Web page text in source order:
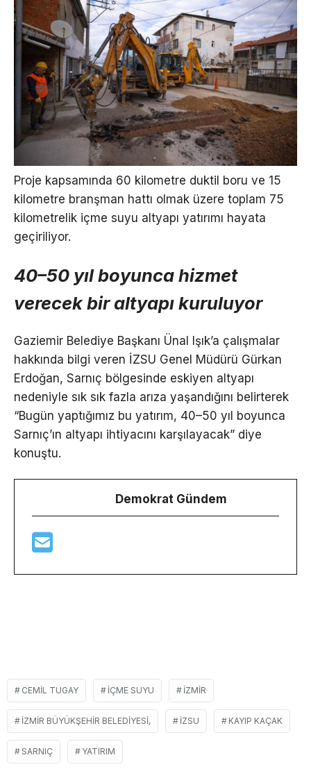
Proje kapsamında 60 kilometre duktil boru ve 15
kilometre branşman hattı olmak üzere toplam 75
kilometrelik içme suyu altyapı yatırımı hayata
geçiriliyor.
40–50 yıl boyunca hizmet
verecek bir altyapı kuruluyor
Gaziemir Belediye Başkanı Ünal Işık’a çalışmalar
hakkında bilgi veren İZSU Genel Müdürü Gürkan
Erdoğan, Sarnıç bölgesinde eskiyen altyapı
nedeniyle sık sık fazla arıza yaşandığını belirterek
“Bugün yaptığımız bu yatırım, 40–50 yıl boyunca
Sarnıç’ın altyapı ihtiyacını karşılayacak” diye
konuştu.
Demokrat Gündem
CEMIL TUGAY IÇME SUYU İZMIR
İZMIR BÜYÜKŞEHIR BELEDIYESI, IZSU KAYIP KAÇAK
SARNIÇ YATIRIM